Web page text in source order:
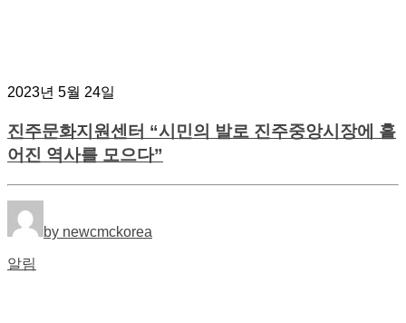
2023년 5월 24일
진주문화지원센터 “시민의 발로 진주중앙시장에 흩
어진 역사를 모으다”
by newcmckorea
알림